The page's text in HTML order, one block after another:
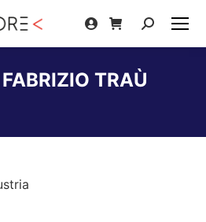
Cerca:
FABRIZIO TRAÙ